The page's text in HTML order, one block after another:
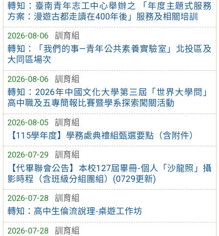
轉知：臺南青年志工中心舉辦之 「年度主題式服務
方案：漫遊古都走讀在400年後」服務及相關培訓
2026-08-06
訓育組
轉知：「我們的事—青年公共素養實驗室」北投區及
大同區場次
2026-08-06
訓育組
轉知：2026年中國文化大學第三屆「世界大學問」
高中職及五專簡報比賽暨學系探索闖關活動
2026-08-05
訓育組
【115學年度】學務處典禮組甄選要點（含附件）
2026-07-29
訓育組
【代畢聯會公告】本校127屆畢冊-個人「沙龍照」攝
影時程（含班級分組團組）(0729更新)
2026-07-28
訓育組
轉知：高中生倫流說理-桌遊工作坊
2026-07-28
訓育組